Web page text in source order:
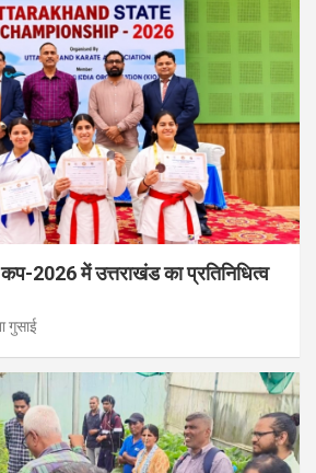
2026 में उत्तराखंड का प्रतिनिधित्व
गुसाई